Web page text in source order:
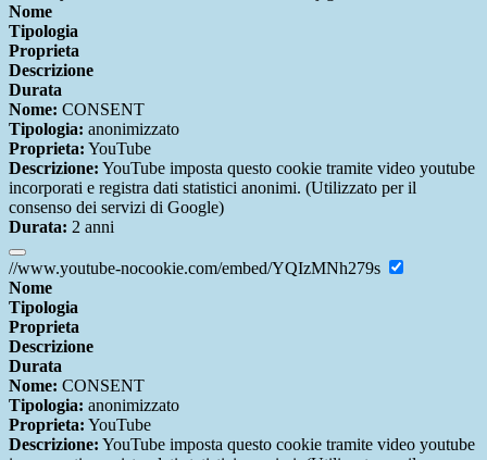
Nome
Tipologia
Proprieta
Descrizione
Durata
Nome: CONSENT
Tipologia: anonimizzato
Proprieta: YouTube
Descrizione: YouTube imposta questo cookie tramite video youtube
incorporati e registra dati statistici anonimi. (Utilizzato per il
consenso dei servizi di Google)
Durata: 2 anni
//www.youtube-nocookie.com/embed/YQIzMNh279s
Nome
Tipologia
Proprieta
Descrizione
Durata
Nome: CONSENT
Tipologia: anonimizzato
Proprieta: YouTube
Descrizione: YouTube imposta questo cookie tramite video youtube